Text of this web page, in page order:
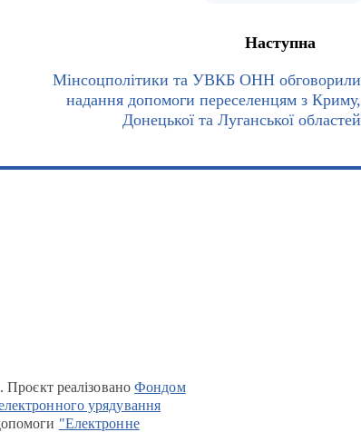
Наступна
Мінсоцполітики та УВКБ ОНН обговорили
надання допомоги переселенцям з Криму,
Донецької та Луганської областей
Проєкт реалізованоФондом
урядування
"Електронне